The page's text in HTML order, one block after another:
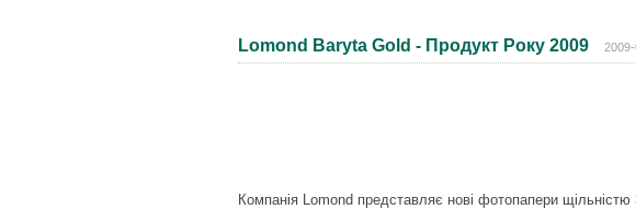
Lomond Baryta Gold - Продукт Року 2009
Компанія Lomond представляє нові фотопапери